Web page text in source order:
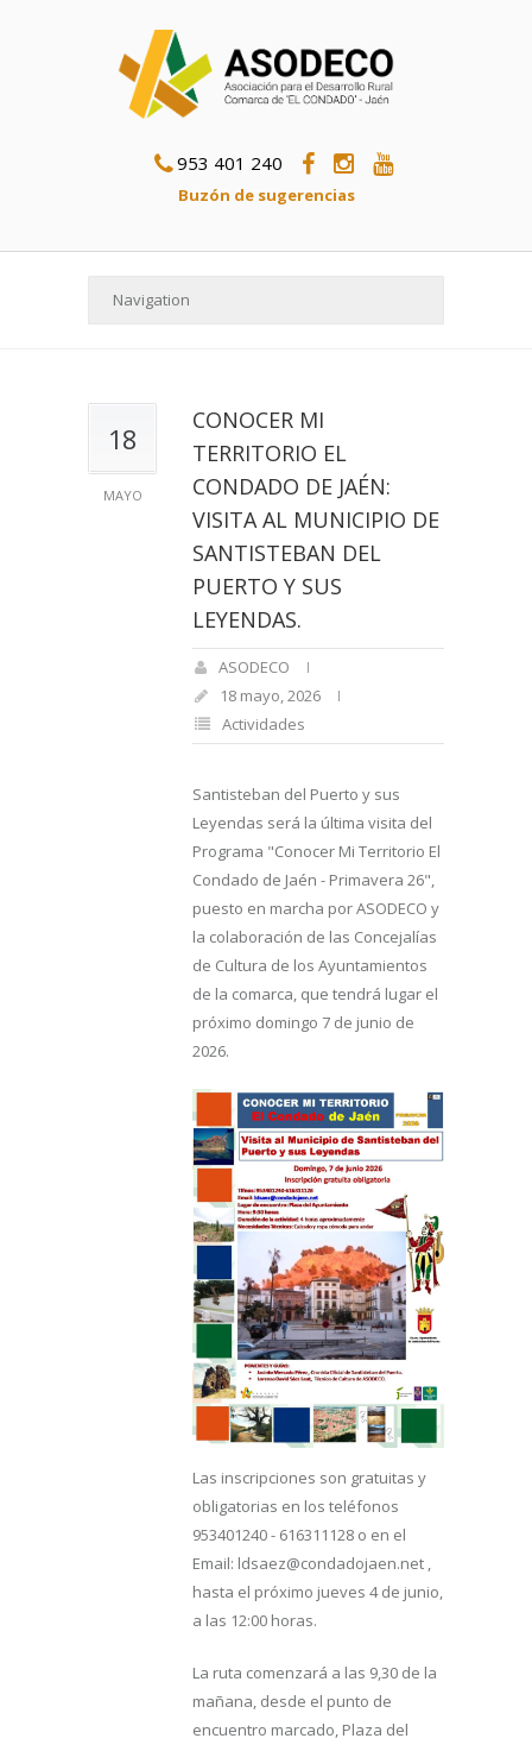
953 401 240
Buzón de sugerencias
18
MAYO
CONOCER MI
TERRITORIO EL
CONDADO DE JAÉN:
VISITA AL MUNICIPIO DE
SANTISTEBAN DEL
PUERTO Y SUS
LEYENDAS.
ASODECO
18 mayo, 2026
Actividades
Santisteban del Puerto y sus
Leyendas será la última visita del
Programa "Conocer Mi Territorio El
Condado de Jaén - Primavera 26",
puesto en marcha por ASODECO y
la colaboración de las Concejalías
de Cultura de los Ayuntamientos
de la comarca, que tendrá lugar el
próximo domingo 7 de junio de
2026.
Las inscripciones son gratuitas y
obligatorias en los teléfonos
953401240 - 616311128 o en el
Email: ldsaez@condadojaen.net ,
hasta el próximo jueves 4 de junio,
a las 12:00 horas.
La ruta comenzará a las 9,30 de la
mañana, desde el punto de
encuentro marcado, Plaza del